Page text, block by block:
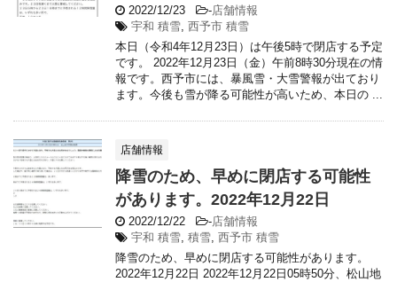
2022/12/23 -店舗情報
宇和 積雪, 西予市 積雪
本日（令和4年12月23日）は午後5時で閉店する予定
です。 2022年12月23日（金）午前8時30分現在の情
報です。西予市には、暴風雪・大雪警報が出ており
ます。今後も雪が降る可能性が高いため、本日の ...
店舗情報
降雪のため、早めに閉店する可能性
があります。2022年12月22日
2022/12/22 -店舗情報
宇和 積雪, 積雪, 西予市 積雪
降雪のため、早めに閉店する可能性があります。
2022年12月22日 2022年12月22日05時50分、松山地